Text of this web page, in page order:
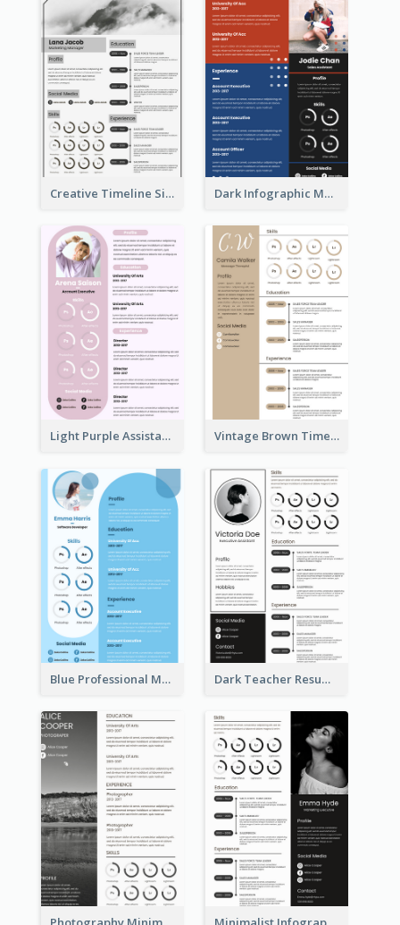
Creative Timeline Simple Resume Dark Infographic Marketing Assistant Resume
Light Purple Assistant Resume Vintage Brown Timeline Resume
Blue Professional Marketing Resume Dark Teacher Resume